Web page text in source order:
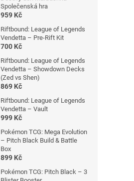
Společenská hra
959 Kč
Riftbound: League of Legends
Vendetta – Pre-Rift Kit
700 Kč
Riftbound: League of Legends
Vendetta – Showdown Decks
(Zed vs Shen)
869 Kč
Riftbound: League of Legends
Vendetta – Vault
999 Kč
Pokémon TCG: Mega Evolution
– Pitch Black Build & Battle
Box
899 Kč
Pokémon TCG: Pitch Black – 3